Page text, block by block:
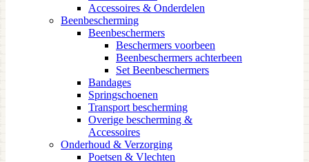
Accessoires & Onderdelen
Beenbescherming
Beenbeschermers
Beschermers voorbeen
Beenbeschermers achterbeen
Set Beenbeschermers
Bandages
Springschoenen
Transport bescherming
Overige bescherming &
Accessoires
Onderhoud & Verzorging
Poetsen & Vlechten